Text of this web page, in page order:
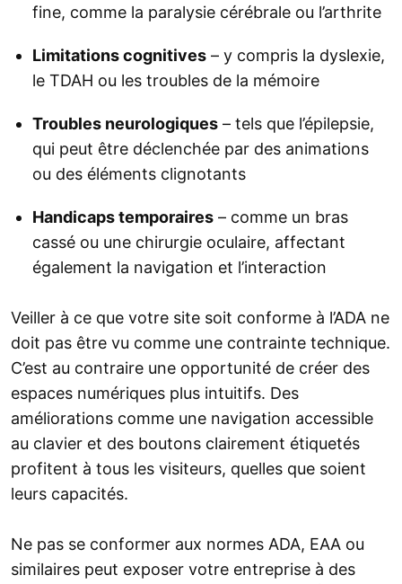
fine, comme la paralysie cérébrale ou l’arthrite
Limitations cognitives – y compris la dyslexie,
le TDAH ou les troubles de la mémoire
Troubles neurologiques – tels que l’épilepsie,
qui peut être déclenchée par des animations
ou des éléments clignotants
Handicaps temporaires – comme un bras
cassé ou une chirurgie oculaire, affectant
également la navigation et l’interaction
Veiller à ce que votre site soit conforme à l’ADA ne
doit pas être vu comme une contrainte technique.
C’est au contraire une opportunité de créer des
espaces numériques plus intuitifs. Des
améliorations comme une navigation accessible
au clavier et des boutons clairement étiquetés
profitent à tous les visiteurs, quelles que soient
leurs capacités.
Ne pas se conformer aux normes ADA, EAA ou
similaires peut exposer votre entreprise à des